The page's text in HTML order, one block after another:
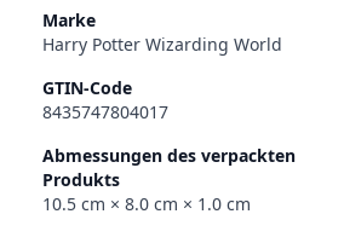
Marke
Harry Potter Wizarding World
GTIN-Code
8435747804017
Abmessungen des verpackten
Produkts
10.5 cm × 8.0 cm × 1.0 cm